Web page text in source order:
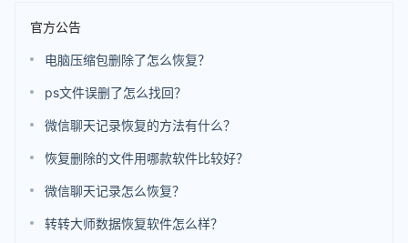
官方公告
电脑压缩包删除了怎么恢复？
ps文件误删了怎么找回？
微信聊天记录恢复的方法有什么？
恢复删除的文件用哪款软件比较好？
微信聊天记录怎么恢复？
转转大师数据恢复软件怎么样？